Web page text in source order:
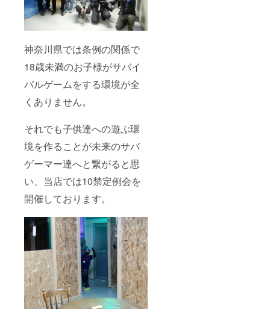
神奈川県では条例の関係で
18歳未満のお子様がサバイ
バルゲームをする環境が全
くありません。
それでも子供達への遊ぶ環
境を作ることが未来のサバ
ゲーマー達へと繋がると思
い、当店では10禁定例会を
開催しております。